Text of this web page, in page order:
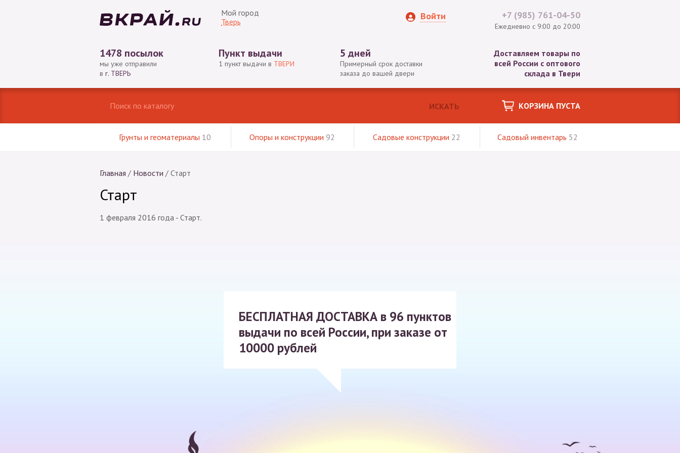
Мой город
Тверь
Войти +7 (985) 761-04-50
Ежедневно с 9:00 до 20:00
1478 посылок
мы уже отправили
в г. ТВЕРЬ
Пункт выдачи
1 пункт выдачи в ТВЕРИ
5 дней
Примерный срок доставки
заказа до вашей двери
Доставляем товары по
всей России с оптового
склада в Твери
КОРЗИНА ПУСТА
Грунты и геоматериалы 10 Опоры и конструкции 92 Садовые конструкции 22 Садовый инвентарь 52
Главная / Новости / Старт
Старт
1 февраля 2016 года - Старт.
БЕСПЛАТНАЯ ДОСТАВКА в 96 пунктов
выдачи по всей России, при заказе от
10000 рублей